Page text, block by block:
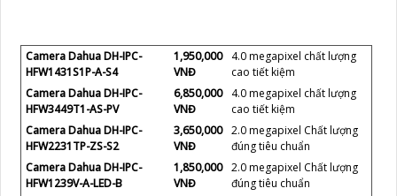
Camera Dahua DH-IPC-
HFW1431S1P-A-S4
1,950,000
VNĐ
4.0 megapixel chất lượng
cao tiết kiệm
Camera Dahua DH-IPC-
HFW3449T1-AS-PV
6,850,000
VNĐ
4.0 megapixel chất lượng
cao tiết kiệm
Camera Dahua DH-IPC-
HFW2231TP-ZS-S2
3,650,000
VNĐ
2.0 megapixel Chất lượng
đúng tiêu chuẩn
Camera Dahua DH-IPC-
HFW1239V-A-LED-B
1,850,000
VNĐ
2.0 megapixel Chất lượng
đúng tiêu chuẩn